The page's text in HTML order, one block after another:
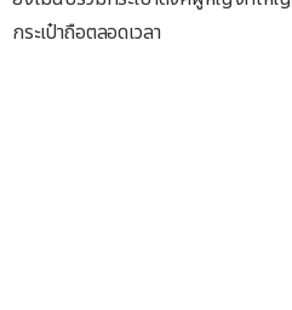
กระเป๋าถือตลอดเวลา